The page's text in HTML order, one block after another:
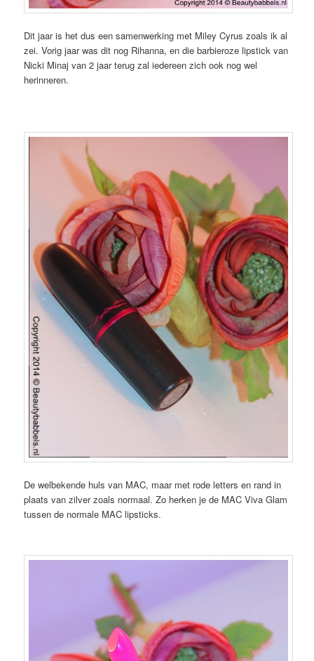
Dit jaar is het dus een samenwerking met Miley Cyrus zoals ik al
zei. Vorig jaar was dit nog Rihanna, en die barbieroze lipstick van
Nicki Minaj van 2 jaar terug zal iedereen zich ook nog wel
herinneren.
De welbekende huls van MAC, maar met rode letters en rand in
plaats van zilver zoals normaal. Zo herken je de MAC Viva Glam
tussen de normale MAC lipsticks.